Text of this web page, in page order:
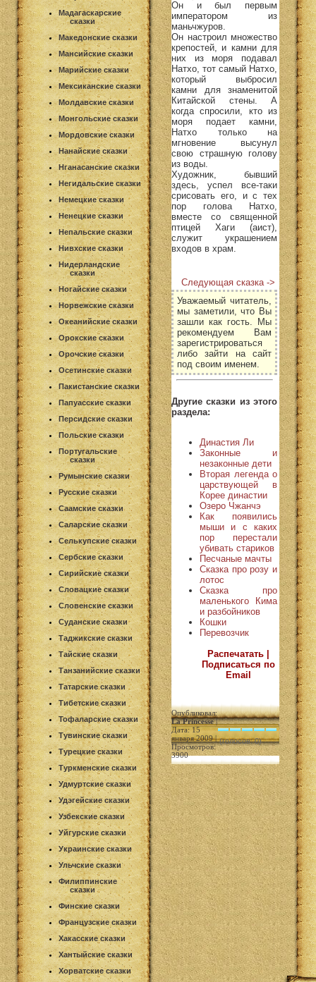
Мадагаскарские
сказки
Македонские сказки
Мансийские сказки
Марийские сказки
Мексиканские сказки
Молдавские сказки
Монгольские сказки
Мордовские сказки
Нанайские сказки
Нганасанские сказки
Негидальские сказки
Немецкие сказки
Ненецкие сказки
Непальские сказки
Нивхские сказки
Нидерландские
сказки
Ногайские сказки
Норвежские сказки
Океанийские сказки
Орокские сказки
Орочские сказки
Осетинские сказки
Пакистанские сказки
Папуасские сказки
Персидские сказки
Польские сказки
Португальские
сказки
Румынские сказки
Русские сказки
Саамские сказки
Саларские сказки
Селькупские сказки
Сербские сказки
Сирийские сказки
Словацкие сказки
Словенские сказки
Суданские сказки
Таджикские сказки
Тайские сказки
Танзанийские сказки
Татарские сказки
Тибетские сказки
Тофаларские сказки
Тувинские сказки
Турецкие сказки
Туркменские сказки
Удмуртские сказки
Удэгейские сказки
Узбекские сказки
Уйгурские сказки
Украинские сказки
Ульчские сказки
Филиппинские
сказки
Финские сказки
Французские сказки
Хакасские сказки
Хантыйские сказки
Хорватские сказки
Он и был первым
императором из
маньчжуров.
Он настроил множество
крепостей, и камни для
них из моря подавал
Натхо, тот самый Натхо,
который выбросил
камни для знаменитой
Китайской стены. А
когда спросили, кто из
моря подает камни,
Натхо только на
мгновение высунул
свою страшную голову
из воды.
Художник, бывший
здесь, успел все-таки
срисовать его, и с тех
пор голова Натхо,
вместе со священной
птицей Хаги (аист),
служит украшением
входов в храм.
Следующая сказка ->
Уважаемый читатель,
мы заметили, что Вы
зашли как гость. Мы
рекомендуем Вам
зарегистрироваться
либо зайти на сайт
под своим именем.
Другие сказки из этого
раздела:
Династия Ли
Законные и
незаконные дети
Вторая легенда о
царствующей в
Корее династии
Озеро Чжанчэ
Как появились
мыши и с каких
пор перестали
убивать стариков
Песчаные мачты
Сказка про розу и
лотос
Сказка про
маленького Кима
и разбойников
Кошки
Перевозчик
Распечатать |
Подписаться по
Email
Опубликовал:
La Princesse|
Дата: 15
января 2009 |
Просмотров:
3900
(голосов: 0)